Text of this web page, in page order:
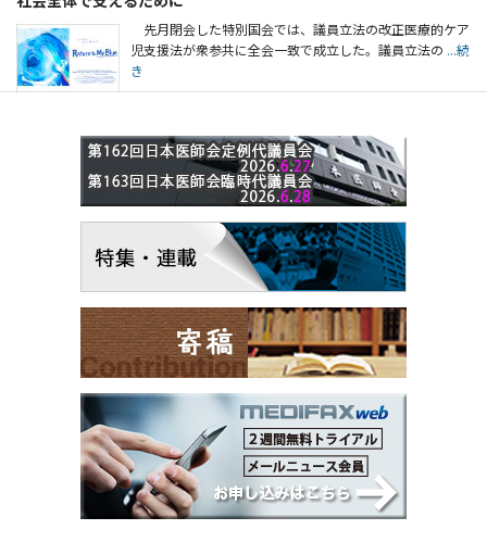
先月閉会した特別国会では、議員立法の改正医療的ケア
児支援法が衆参共に全会一致で成立した。議員立法の ...続
き